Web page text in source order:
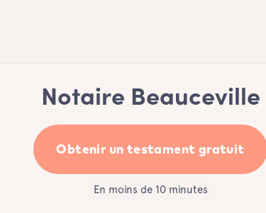
Notaire Beauceville
Obtenir un testament gratuit
En moins de 10 minutes